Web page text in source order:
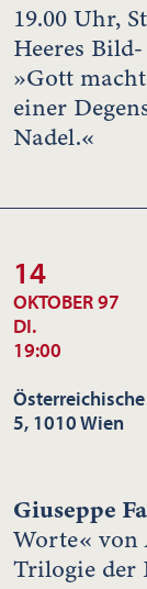
19.00 Uhr,
Heeres
»Gott
einer
Nadel.«
14
OKTOBER 97
DI.
19:00
5, 1010 Wien
Giuseppe
Worte«
Trilogie der